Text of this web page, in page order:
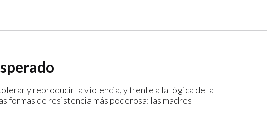
y reproducir la violencia, y frente a la lógica de la
formas de resistencia más poderosa: las madres